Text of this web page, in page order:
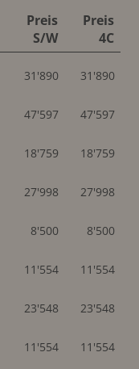
Preis
S/W
Preis
4C
31'890 31'890
47'597 47'597
18'759 18'759
27'998 27'998
8'500 8'500
11'554 11'554
23'548 23'548
11'554 11'554